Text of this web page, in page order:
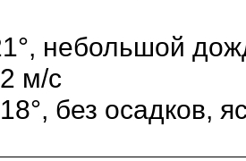
небольшой
м/с
без осадков,